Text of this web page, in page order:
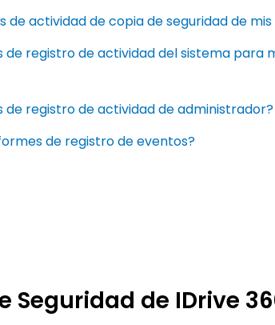
de actividad de copia de seguridad de
registro de actividad del sistema para
de registro de actividad de administrador?
de registro de eventos?
Seguridad de IDrive